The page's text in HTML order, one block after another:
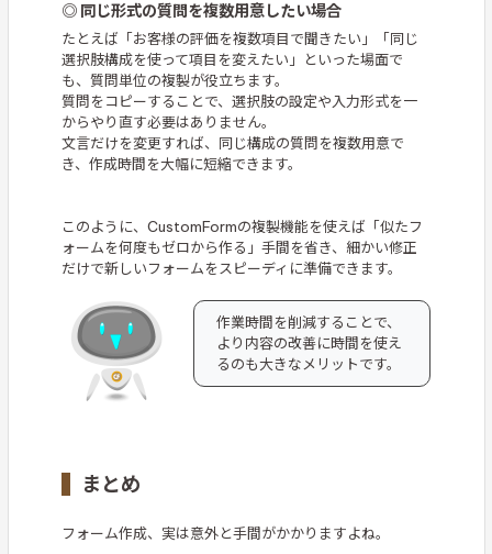
◎ 同じ形式の質問を複数用意したい場合
たとえば「お客様の評価を複数項目で聞きたい」「同じ
選択肢構成を使って項目を変えたい」といった場面で
も、質問単位の複製が役立ちます。
質問をコピーすることで、選択肢の設定や入力形式を一
からやり直す必要はありません。
文言だけを変更すれば、同じ構成の質問を複数用意で
き、作成時間を大幅に短縮できます。
このように、CustomFormの複製機能を使えば「似たフ
ォームを何度もゼロから作る」手間を省き、細かい修正
だけで新しいフォームをスピーディに準備できます。
作業時間を削減することで、
より内容の改善に時間を使え
るのも大きなメリットです。
まとめ
フォーム作成、実は意外と手間がかかりますよね。